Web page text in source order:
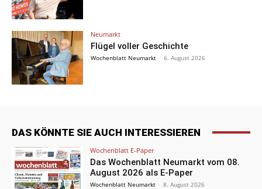
Neumarkt
Flügel voller Geschichte
Wochenblatt Neumarkt - 6. August 2026
DAS KÖNNTE SIE AUCH INTERESSIEREN
Wochenblatt E-Paper
Das Wochenblatt Neumarkt vom 08.
August 2026 als E-Paper
Wochenblatt Neumarkt - 8. August 2026